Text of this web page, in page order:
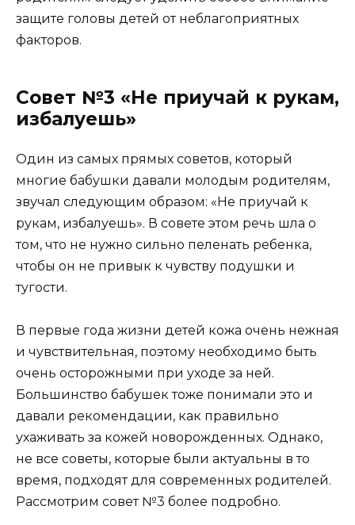
защите головы детей от неблагоприятных
факторов.
Совет №3 «Не приучай к рукам,
избалуешь»
Один из самых прямых советов, который
многие бабушки давали молодым родителям,
звучал следующим образом: «Не приучай к
рукам, избалуешь». В совете этом речь шла о
том, что не нужно сильно пеленать ребенка,
чтобы он не привык к чувству подушки и
тугости.
В первые года жизни детей кожа очень нежная
и чувствительная, поэтому необходимо быть
очень осторожными при уходе за ней.
Большинство бабушек тоже понимали это и
давали рекомендации, как правильно
ухаживать за кожей новорожденных. Однако,
не все советы, которые были актуальны в то
время, подходят для современных родителей.
Рассмотрим совет №3 более подробно.